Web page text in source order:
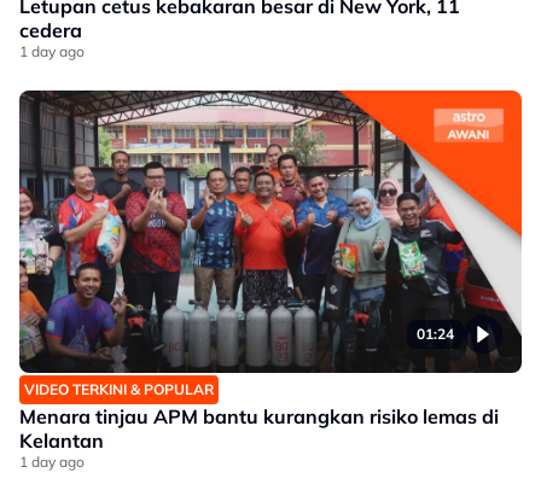
Letupan cetus kebakaran besar di New York, 11
cedera
1 day ago
01:24
VIDEO TERKINI & POPULAR
Menara tinjau APM bantu kurangkan risiko lemas di
Kelantan
1 day ago